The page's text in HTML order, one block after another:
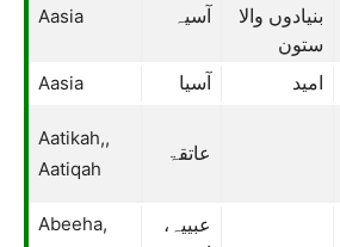
Aasia آسیہ
بنیادوں والا
ستون
Aasia آسیا امید
Aatikah,,
Aatiqah
عاتقۃ
Abeeha,
عبییہ،